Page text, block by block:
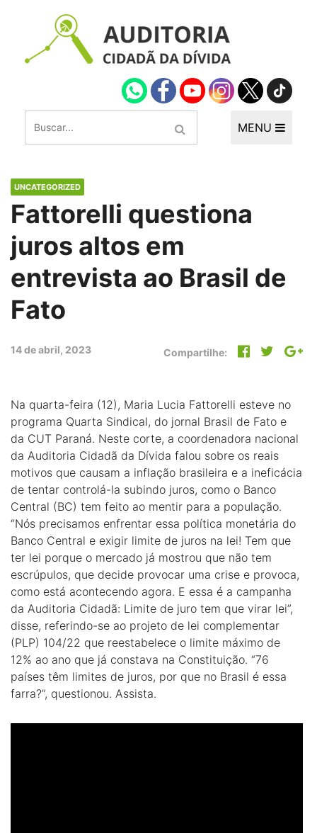
MENU
UNCATEGORIZED
Fattorelli questiona
juros altos em
entrevista ao Brasil de
Fato
14 de abril, 2023 Compartilhe:
Na quarta-feira (12), Maria Lucia Fattorelli esteve no
programa Quarta Sindical, do jornal Brasil de Fato e
da CUT Paraná. Neste corte, a coordenadora nacional
da Auditoria Cidadã da Dívida falou sobre os reais
motivos que causam a inflação brasileira e a ineficácia
de tentar controlá-la subindo juros, como o Banco
Central (BC) tem feito ao mentir para a população.
“Nós precisamos enfrentar essa política monetária do
Banco Central e exigir limite de juros na lei! Tem que
ter lei porque o mercado já mostrou que não tem
escrúpulos, que decide provocar uma crise e provoca,
como está acontecendo agora. E essa é a campanha
da Auditoria Cidadã: Limite de juro tem que virar lei”,
disse, referindo-se ao projeto de lei complementar
(PLP) 104/22 que reestabelece o limite máximo de
12% ao ano que já constava na Constituição. “76
países têm limites de juros, por que no Brasil é essa
farra?”, questionou. Assista.